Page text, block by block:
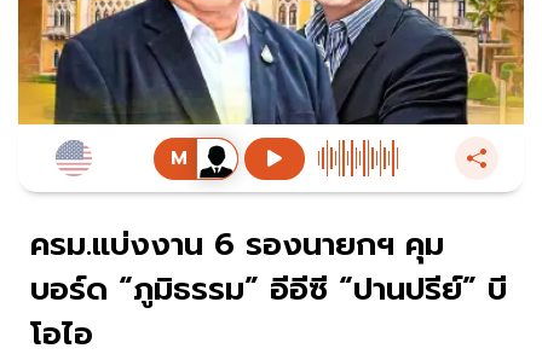
ครม.แบ่งงาน 6 รองนายกฯ คุม
บอร์ด “ภูมิธรรม” อีอีซี “ปานปรีย์” บี
โอไอ